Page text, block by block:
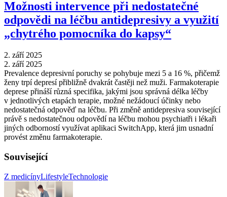
Možnosti intervence při nedostatečné
odpovědi na léčbu antidepresivy a využití
„chytrého pomocníka do kapsy“
2. září 2025
2. září 2025
Prevalence depresivní poruchy se pohybuje mezi 5 a 16 %, přičemž
ženy trpí depresí přibližně dvakrát častěji než muži. Farmakoterapie
deprese přináší různá specifika, jakými jsou správná délka léčby
v jednotlivých etapách terapie, možné nežádoucí účinky nebo
nedostatečná odpověď na léčbu. Při změně antidepresiva související
právě s nedostatečnou odpovědí na léčbu mohou psychiatři i lékaři
jiných odborností využívat aplikaci SwitchApp, která jim usnadní
provést změnu farmakoterapie.
Související
Z medicínyLifestyleTechnologie